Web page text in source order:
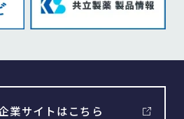
業サイトはこちら